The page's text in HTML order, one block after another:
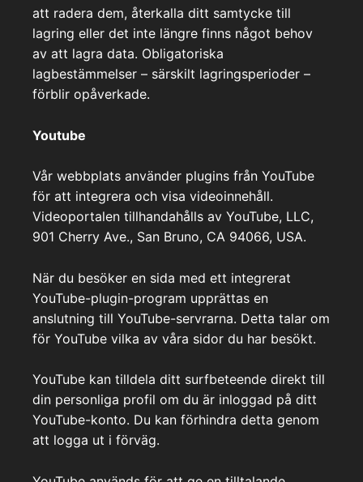
att radera dem, återkalla ditt samtycke till
lagring eller det inte längre finns något behov
av att lagra data. Obligatoriska
lagbestämmelser – särskilt lagringsperioder –
förblir opåverkade.
Youtube
Vår webbplats använder plugins från YouTube
för att integrera och visa videoinnehåll.
Videoportalen tillhandahålls av YouTube, LLC,
901 Cherry Ave., San Bruno, CA 94066, USA.
När du besöker en sida med ett integrerat
YouTube-plugin-program upprättas en
anslutning till YouTube-servrarna. Detta talar om
för YouTube vilka av våra sidor du har besökt.
YouTube kan tilldela ditt surfbeteende direkt till
din personliga profil om du är inloggad på ditt
YouTube-konto. Du kan förhindra detta genom
att logga ut i förväg.